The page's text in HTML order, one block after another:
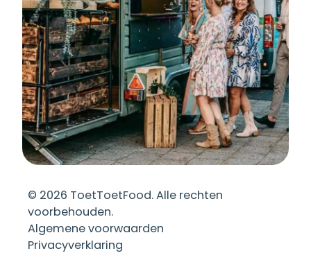
© 2026 ToetToetFood. Alle rechten
voorbehouden.
Algemene voorwaarden
Privacyverklaring